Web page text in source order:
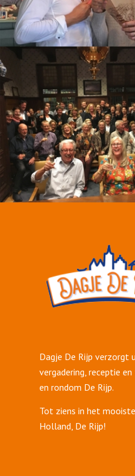
Dagje De Rijp verzorgt
vergadering, receptie
en rondom De Rijp.
Tot ziens in het
Holland, De Rijp!